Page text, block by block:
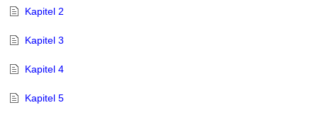
Kapitel 2
Kapitel 3
Kapitel 4
Kapitel 5